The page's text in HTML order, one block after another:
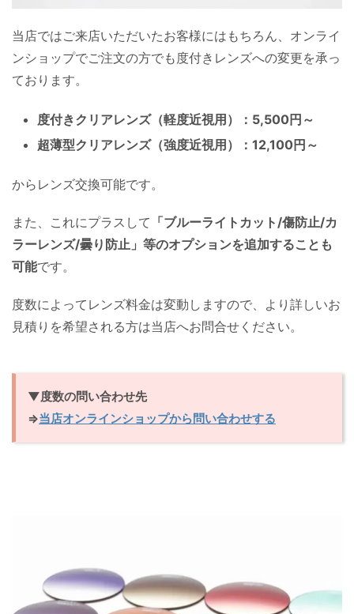
当店ではご来店いただいたお客様にはもちろん、オンライ
ンショップでご注文の方でも度付きレンズへの変更を承っ
ております。
度付きクリアレンズ（軽度近視用）：5,500円～
超薄型クリアレンズ（強度近視用）：12,100円～
からレンズ交換可能です。
また、これにプラスして 「ブルーライトカット/傷防止/カ
ラーレンズ/曇り防止」等のオプションを追加することも
可能です。
度数によってレンズ料金は変動しますので、より詳しいお
見積りを希望される方は当店へお問合せください。
▼度数の問い合わせ先
⇒当店オンラインショップから問い合わせする